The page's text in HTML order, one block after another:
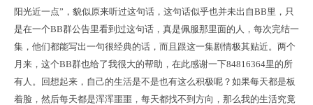
阳光近一点”，貌似原来听过这句话，这句话似乎也并未出自BB里，只
是在一个BB群公告里看到过这句话，真是佩服那里面的人，每次完结一
集，他们都能写出一句很经典的话，而且跟这一集剧情极其贴近。两个
月来，这个BB群也给了我很大的帮助，在此感谢一下84816364里的所
有人。回想起来，自己的生活是不是也有这么积极呢？如果每天都是板
着脸，然后每天都是浑浑噩噩，每天都找不到方向，那么我的生活究竟